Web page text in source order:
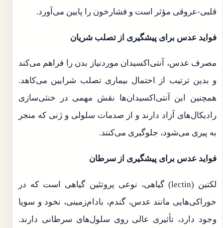
قلبی-عروقی مؤثر است و فشارخون را پایین می‌آورد.
فواید عدس برای پیشگیری از تصلب شریان
مصرف عدس، آنتی‌اکسیدان موردنیاز بدن را فراهم می‌کند
و بدین ترتیب از احتمال بیماری تصلب شرایین می‌کاهد.
همچنین این آنتی‌اکسیدان‌ها نقش مهمی در خنثی‌سازی
رادیکال‌های آزاد دارند و از صدمات سلولی و ژنی که منجر
به پیری می‌شود، جلوگیری می‌کنند.
فواید عدس برای پیشگیری از سرطان
لکتین‌ (lectin) گیاهی، نوعی پروتئین گیاهی است که در
خوراکی‌هایی مانند عدس، گندم، بادام‌زمینی، نخود و سویا
وجود دارد، تأثیری عالی روی سلول‌های سرطانی دارند.